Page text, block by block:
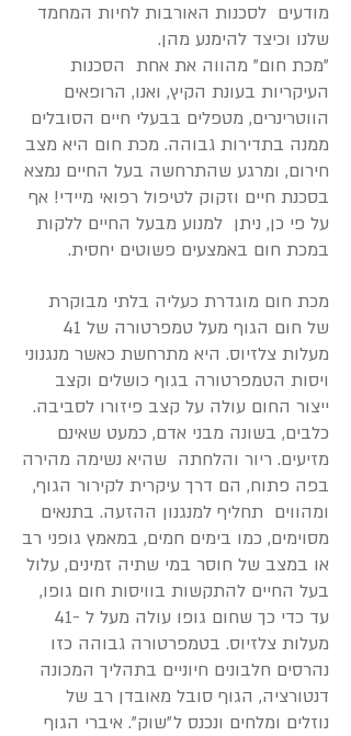
מודעים לסכנות האורבות לחיות המחמד
שלנו וכיצד להימנע מהן.
"מכת חום" מהווה את אחת הסכנות
העיקריות בעונת הקיץ, ואנו, הרופאים
הווטרינרים, מטפלים בבעלי חיים הסובלים
ממנה בתדירות גבוהה. מכת חום היא מצב
חירום, ומרגע שהתרחשה בעל החיים נמצא
בסכנת חיים וזקוק לטיפול רפואי מיידי! אף
על פי כן, ניתן למנוע מבעל החיים ללקות
במכת חום באמצעים פשוטים יחסית.
מכת חום מוגדרת כעליה בלתי מבוקרת
של חום הגוף מעל טמפרטורה של 41
מעלות צלזיוס. היא מתרחשת כאשר מנגנוני
ויסות הטמפרטורה בגוף כושלים וקצב
ייצור החום עולה על קצב פיזורו לסביבה.
כלבים, בשונה מבני אדם, כמעט שאינם
מזיעים. ריור והלחתה שהיא נשימה מהירה
בפה פתוח, הם דרך עיקרית לקירור הגוף,
ומהווים תחליף למנגנון ההזעה. בתנאים
מסוימים, כמו בימים חמים, במאמץ גופני רב
או במצב של חוסר במי שתיה זמינים, עלול
בעל החיים להתקשות בוויסות חום גופו,
עד כדי כך שחום גופו עולה מעל ל -41
מעלות צלזיוס. בטמפרטורה גבוהה כזו
נהרסים חלבונים חיוניים בתהליך המכונה
דנטורציה, הגוף סובל מאובדן רב של
נוזלים ומלחים ונכנס ל״שוק". איברי הגוף